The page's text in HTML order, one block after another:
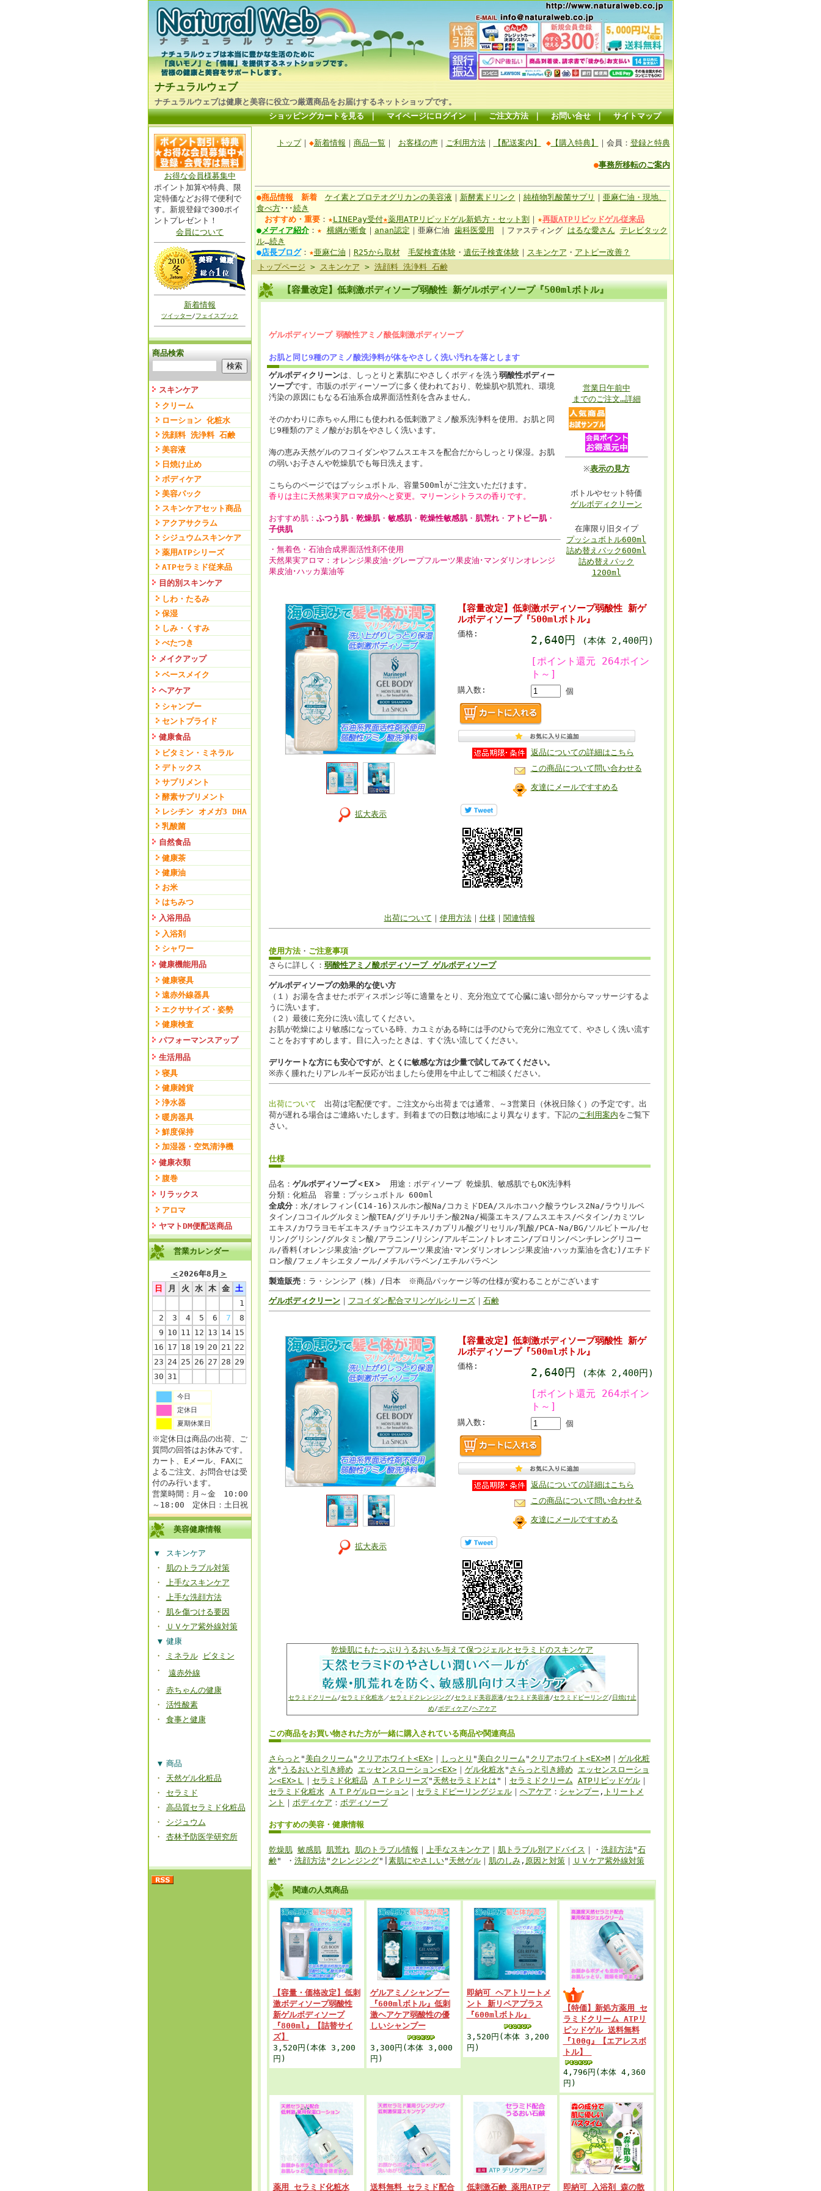
ナチュラルウェブ
ナチュラルウェブは健康と美容に役立つ厳選商品をお届けするネットショップです。
ショッピングカートを見る｜ マイページにログイン｜ ご注文方法｜ お問い合せ｜ サイトマップ
お得な会員様募集中
ポイント加算や特典、限
定特価などお得で便利で
す。新規登録で300ポイ
ントプレゼント！
会員について
新着情報
ツイッター/フェイスブック
商品検索
スキンケア
クリーム
ローション 化粧水
洗顔料 洗浄料 石鹸
美容液
日焼け止め
ボディケア
美容パック
スキンケアセット商品
アクアサクラム
シジュウムスキンケア
薬用ATPシリーズ
ATPセラミド従来品
目的別スキンケア
しわ・たるみ
保湿
しみ・くすみ
べたつき
メイクアップ
ベースメイク
ヘアケア
シャンプー
セントプライド
健康食品
ビタミン・ミネラル
デトックス
サプリメント
酵素サプリメント
レシチン オメガ3 DHA
乳酸菌
自然食品
健康茶
健康油
お米
はちみつ
入浴用品
入浴剤
シャワー
健康機能用品
健康寝具
遠赤外線器具
エクササイズ・姿勢
健康検査
パフォーマンスアップ
生活用品
寝具
健康雑貨
浄水器
暖房器具
鮮度保持
加湿器・空気清浄機
健康衣類
腹巻
リラックス
アロマ
ヤマトDM便配送商品
営業カレンダー
＜2026年8月 ＞
日
月 火 水 木 金 土
1
2
3 4 5 6 7
8
9 10 11 12 13 14 15
16 17 18 19 20 21 22
23 24 25 26 27 28 29
30 31
今日
定休日
夏期休業日
※定休日は商品の出荷、ご
質問の回答はお休みです。
カート、Eメール、FAXに
よるご注文、お問合せは受
付のみ行います。
営業時間：月～金 10:00
～18:00 定休日：土日祝
美容健康情報
▼
スキンケア
・
肌のトラブル対策
・
上手なスキンケア
・
上手な洗顔方法
・
肌を傷つける要因
・
ＵＶケア紫外線対策
▼ 健康
・
ミネラル
ビタミン
・
遠赤外線
・
赤ちゃんの健康
・
活性酸素
・
食事と健康
▼ 商品
・
天然ゲル化粧品
・
セラミド
・
高品質セラミド化粧品
・
シジュウム
・
杏林予防医学研究所
トップ｜ ◆新着情報 ｜ 商品一覧 ｜ お客様の声｜ ご利用方法｜ 【配送案内】 ◆【購入特典】 ｜会員： 登録と特典
●事務所移転のご案内
●商品情報 新着 ケイ素とプロテオグリカンの美容液 ｜ 新酵素ドリンク ｜ 純植物乳酸菌サプリ ｜ 亜麻仁油・現地、
食べ方･･･続き
おすすめ・重要： ★LINEPay受付★薬用ATPリピッドゲル新処方・セット割 ｜ ★再販ATPリピッドゲル従来品
●メディア紹介： ★ 横綱が断食 ｜ anan認定 ｜亜麻仁油 歯科医愛用 ｜ファスティング はるな愛さん
テレビタック
ル…続き
●店長ブログ： ★亜麻仁油 ｜ R25から取材 毛髪検査体験・ 遺伝子検査体験｜ スキンケア ・ アトピー改善？
トップページ > スキンケア > 洗顔料 洗浄料 石鹸
【容量改定】低刺激ボディソープ弱酸性 新ゲルボディソープ『500mlボトル』
ゲルボディソープ 弱酸性アミノ酸低刺激ボディソープ
お肌と同じ9種のアミノ酸洗浄料が体をやさしく洗い汚れを落とします
ゲルボディクリーンは、しっとりと素肌にやさしくボディを洗う 弱酸性ボディー
ソープです。市販のボディーソープに多く使われており、乾燥肌や肌荒れ、環境
汚染の原因にもなる石油系合成界面活性剤を含みません。
そのかわりに赤ちゃん用にも使われる低刺激アミノ酸系洗浄料を使用。お肌と同
じ9種類のアミノ酸がお肌をやさしく洗います。
海の恵み天然ゲルのフコイダンやフムスエキスを配合だからしっとり保湿。お肌
の弱いお子さんや乾燥肌でも毎日洗えます。
こちらのページではプッシュボトル、容量500mlがご注文いただけます。
香りは主に天然果実アロマ成分へと変更。マリーンシトラスの香りです。
おすすめ肌： ふつう肌・ 乾燥肌・ 敏感肌・ 乾燥性敏感肌・ 肌荒れ・ アトピー肌・
子供肌
・無着色・石油合成界面活性剤不使用
天然果実アロマ：オレンジ果皮油･グレープフルーツ果皮油･マンダリンオレンジ
果皮油･ハッカ葉油等
営業日午前中
までのご注文…詳細
※表示の見方
ボトルやセット特価
ゲルボディクリーン
在庫限り旧タイプ
プッシュボトル600ml
詰め替えパック600ml
詰め替えパック
1200ml
拡大表示
【容量改定】低刺激ボディソープ弱酸性 新ゲ
ルボディソープ『500mlボトル』
価格: 2,640円 (本体 2,400円)
[ポイント還元 264ポイン
ト～]
購入数: 個
返品についての詳細はこちら
この商品について問い合わせる
友達にメールですすめる
出荷について ｜ 使用方法｜ 仕様 ｜ 関連情報
使用方法・ ご注意事項
さらに詳しく： 弱酸性アミノ酸ボディソープ ゲルボディソープ
ゲルボディソープの効果的な使い方
（１）お湯を含ませたボディスポンジ等に適量をとり、充分泡立てて心臓に遠い部分からマッサージするよ
うに洗います。
（２）最後に充分に洗い流してください。
お肌が乾燥により敏感になっている時、カユミがある時には手のひらで充分に泡立てて、やさしく洗い流す
ことをおすすめします。目に入ったときは、すぐ洗い流してください。
デリケートな方にも安心ですが、とくに敏感な方は少量で試してみてください。
※赤く腫れたりアレルギー反応が出ましたら使用を中止してご相談ください。
出荷について 出荷は宅配便です。ご注文から出荷までは通常、～3営業日（休祝日除く）の予定です。出
荷が遅れる場合はご連絡いたします。到着までの日数は地域により異なります。下記のご利用案内をご覧下
さい。
仕様
品名： ゲルボディソープ＜EX＞
用途：ボディソープ 乾燥肌、敏感肌でもOK洗浄料
分類：化粧品 容量：プッシュボトル 600ml
全成分：水/オレフィン(C14-16)スルホン酸Na/コカミドDEA/スルホコハク酸ラウレス2Na/ラウリルベ
タイン/ココイルグルタミン酸TEA/グリチルリチン酸2Na/褐藻エキス/フムスエキス/ベタイン/カミツレ
エキス/カワラヨモギエキス/チョウジエキス/カプリル酸グリセリル/乳酸/PCA-Na/BG/ソルビトール/セ
リン/グリシン/グルタミン酸/アラニン/リシン/アルギニン/トレオニン/プロリン/ペンチレングリコー
ル/香料(オレンジ果皮油･グレープフルーツ果皮油･マンダリンオレンジ果皮油･ハッカ葉油を含む)/エチド
ロン酸/フェノキシエタノール/メチルパラベン/エチルパラベン
製造販売：ラ・シンシア（株）/日本 ※商品パッケージ等の仕様が変わることがございます
ゲルボディクリーン｜ フコイダン配合マリンゲルシリーズ｜ 石鹸
拡大表示
【容量改定】低刺激ボディソープ弱酸性 新ゲ
ルボディソープ『500mlボトル』
価格: 2,640円 (本体 2,400円)
[ポイント還元 264ポイン
ト～]
購入数: 個
返品についての詳細はこちら
この商品について問い合わせる
友達にメールですすめる
乾燥肌にもたっぷりうるおいを与えて保つジェルとセラミドのスキンケア
セラミドクリーム/セラミド化粧水／セラミドクレンジング/セラミド美容原液/セラミド美容液/セラミドピーリング/ 日焼け止
め/ボディケア/ヘアケア
この商品をお買い物された方が一緒に購入されている商品や関連商品
さらっと "美白クリーム " クリアホワイト<EX>｜ しっとり "美白クリーム " クリアホワイト<EX>M｜ ゲル化粧
水" うるおいと引き締め エッセンスローション<EX>｜ ゲル化粧水" さらっと引き締め
エッセンスローショ
ン<EX>Ｌ ｜ セラミド化粧品 ＡＴＰシリーズ" 天然セラミドとは "｜ セラミドクリーム ATPリピッドゲル｜
セラミド化粧水
ＡＴＰゲルローション ｜ セラミドピーリングジェル｜ ヘアケア ： シャンプー , トリートメ
ント ｜ ボディケア ： ボディソープ
おすすめの美容・健康情報
乾燥肌 敏感肌 肌荒れ 肌のトラブル情報 ｜ 上手なスキンケア ｜ 肌トラブル別アドバイス ｜・ 洗顔方法"石
鹸" ・ 洗顔方法" クレンジング"| 素肌にやさしい" 天然ゲル｜ 肌のしみ, 原因と対策｜ ＵＶケア紫外線対策
関連の人気商品
【容量・価格改定】低刺
激ボディソープ弱酸性
新ゲルボディソープ
『800ml』【詰替サイ
ズ】
3,520円(本体 3,200
円)
ゲルアミノシャンプー
『600mlボトル』低刺
激ヘアケア弱酸性の優
しいシャンプー
3,300円(本体 3,000
円)
即納可 ヘアトリートメ
ント 新リペアプラス
『600mlボトル』
3,520円(本体 3,200
円)
【特価】新処方薬用 セ
ラミドクリーム ATPリ
ピッドゲル 送料無料
『100g』【エアレスボ
トル】
4,796円(本体 4,360
円)
薬用 セラミド化粧水 送料無料 セラミド配合 低刺激石鹸 薬用ATPデ 即納可 入浴剤 森の散